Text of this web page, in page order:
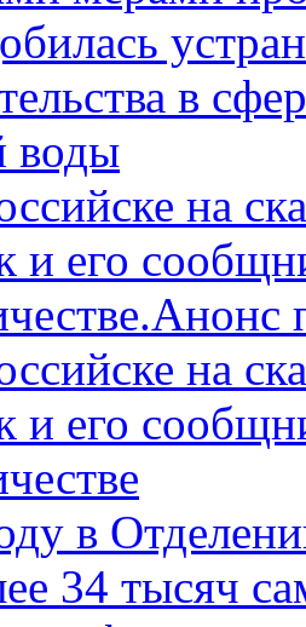
в
воды
на
и его
на
и его
в
34 тысяч